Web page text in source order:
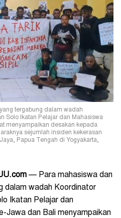
tergabung dalam wadah
Solo Ikatan Pelajar dan Mahasiswa
menyampaikan desakan kepada
sejumlah insiden kekerasan
Papua Tengah di Yogyakarta,
— Para mahasiswa dan
dalam wadah Koordinator
Ikatan Pelajar dan
Jawa dan Bali menyampaikan